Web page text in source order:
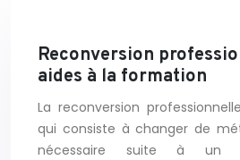
Reconversion
aides à la formation
La reconversion
qui consiste à changer de
nécessaire suite à un